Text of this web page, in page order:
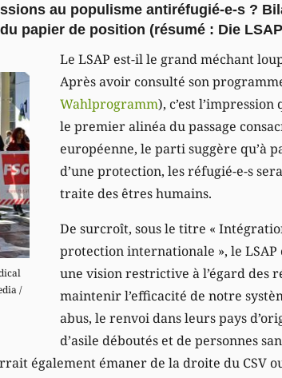
au populisme antiréfugié-e-s ?
papier de position (résumé : Die
/
Le LSAP est-il le grand méchant
Après avoir consulté son
Wahlprogramm), c’est
le premier alinéa du passage
européenne, le parti suggère qu’à
d’une protection, les réfugié-e-s
traite des êtres humains.
De surcroît, sous le titre «
protection internationale », le
une vision restrictive à l’égard des
maintenir l’efficacité de notre
abus, le renvoi dans leurs pays
d’asile déboutés et de personnes
également émaner de la droite du CSV ou